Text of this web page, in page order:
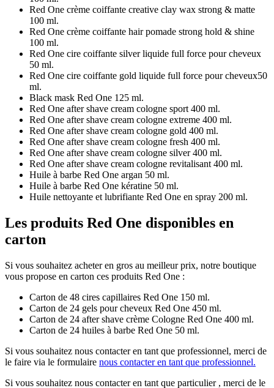
Red One crème coiffante creative clay wax strong & matte
100 ml.
Red One crème coiffante hair pomade strong hold & shine
100 ml.
Red One cire coiffante silver liquide full force pour cheveux
50 ml.
Red One cire coiffante gold liquide full force pour cheveux50
ml.
Black mask Red One 125 ml.
Red One after shave cream cologne sport 400 ml.
Red One after shave cream cologne extreme 400 ml.
Red One after shave cream cologne gold 400 ml.
Red One after shave cream cologne fresh 400 ml.
Red One after shave cream cologne silver 400 ml.
Red One after shave cream cologne revitalisant 400 ml.
Huile à barbe Red One argan 50 ml.
Huile à barbe Red One kératine 50 ml.
Huile nettoyante et lubrifiante Red One en spray 200 ml.
Les produits Red One disponibles en
carton
Si vous souhaitez acheter en gros au meilleur prix, notre boutique
vous propose en carton ces produits Red One :
Carton de 48 cires capillaires Red One 150 ml.
Carton de 24 gels pour cheveux Red One 450 ml.
Carton de 24 after shave crème Cologne Red One 400 ml.
Carton de 24 huiles à barbe Red One 50 ml.
Si vous souhaitez nous contacter en tant que professionnel, merci de
le faire via le formulaire nous contacter en tant que professionnel.
Si vous souhaitez nous contacter en tant que particulier , merci de le